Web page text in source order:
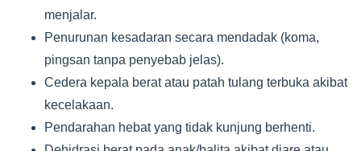
menjalar.
Penurunan kesadaran secara mendadak (koma,
pingsan tanpa penyebab jelas).
Cedera kepala berat atau patah tulang terbuka akibat
kecelakaan.
Pendarahan hebat yang tidak kunjung berhenti.